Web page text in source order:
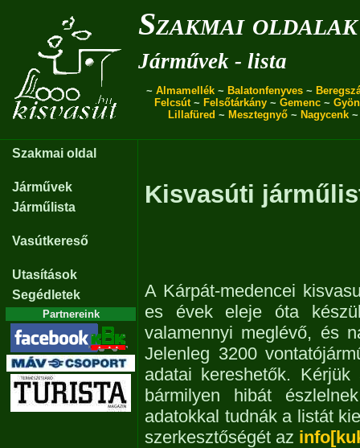
Szakmai oldalak
Járművek - lista
~ Almamellék ~ Balatonfenyves ~
Felcsút~ Felsőtárkány ~ Gemenc ~
Lillafüred ~ Mesztegnyő~ Nagycenk
Szakmai oldal
Járművek
Járműlista
Vasútkereső
Utasítások
Segédletek
Partnereink
Kisvasúti
A Kárpát-medencei
es évek eleje óta
valamennyi meglévő, és
Jelenleg 3200
adatai kereshetők.
bármilyen hibát
adatokkal tudnák a listát
szerkesztőségét az